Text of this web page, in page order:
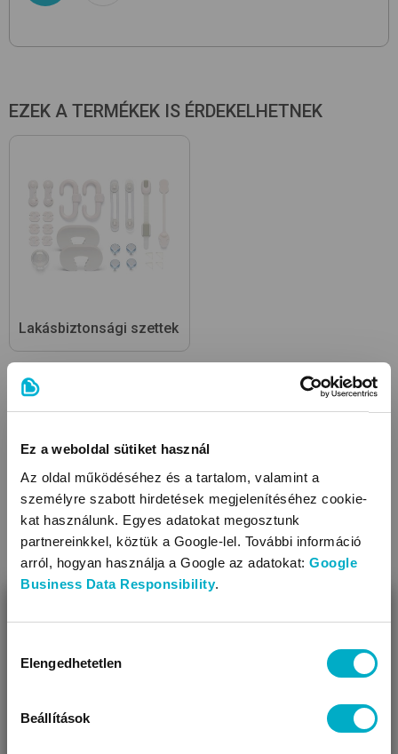
Ez a weboldal sütiket használ
Az oldal működéséhez és a tartalom, valamint a
személyre szabott hirdetések megjelenítéséhez cookie-
kat használunk. Egyes adatokat megosztunk
partnereinkkel, köztük a Google-lel. További információ
arról, hogyan használja a Google az adatokat: Google
Business Data Responsibility.
kiválasztása
Elengedhetetlen
Beállítások
EZEK A TERMÉKEK IS ÉRDEKELHETNEK
Lakásbiztonsági szettek
Áruházainkban szélesebb választék mellett további
kedvezményekkel és egyéni tanácsadással várunk.
Úgy látjuk, most jársz nálunk először!